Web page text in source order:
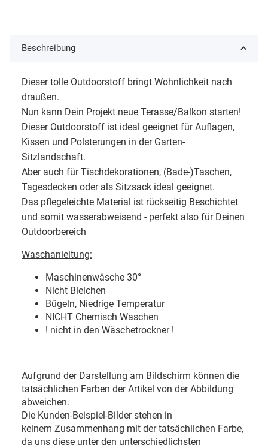
Beschreibung
Dieser tolle Outdoorstoff bringt Wohnlichkeit nach
draußen.
Nun kann Dein Projekt neue Terasse/Balkon starten!
Dieser Outdoorstoff ist ideal geeignet für Auflagen,
Kissen und Polsterungen in der Garten-
Sitzlandschaft.
Aber auch für Tischdekorationen, (Bade-)Taschen,
Tagesdecken oder als Sitzsack ideal geeignet.
Das pflegeleichte Material ist rückseitig Beschichtet
und somit wasserabweisend - perfekt also für Deinen
Outdoorbereich
Waschanleitung:
Maschinenwäsche 30°
Nicht Bleichen
Bügeln, Niedrige Temperatur
NICHT Chemisch Waschen
! nicht in den Wäschetrockner !
Aufgrund der Darstellung am Bildschirm können die
tatsächlichen Farben der Artikel von der Abbildung
abweichen.
Die Kunden-Beispiel-Bilder stehen in
keinem Zusammenhang mit der tatsächlichen Farbe,
da uns diese unter den unterschiedlichsten